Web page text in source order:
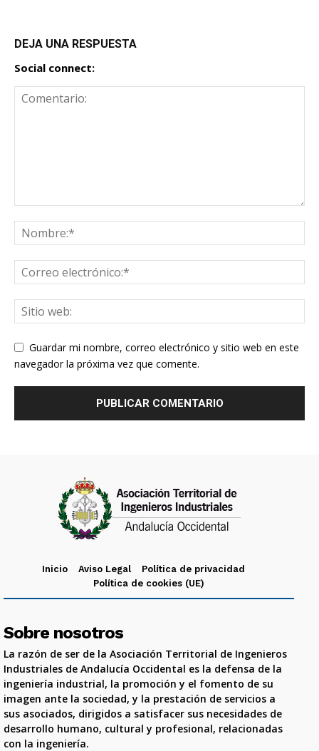
DEJA UNA RESPUESTA
Social connect:
Guardar mi nombre, correo electrónico y sitio web en este
navegador la próxima vez que comente.
Inicio Aviso Legal
Política de privacidad
Política de cookies (UE)
Sobre nosotros
La razón de ser de la Asociación Territorial de Ingenieros
Industriales de Andalucía Occidental es la defensa de la
ingeniería industrial, la promoción y el fomento de su
imagen ante la sociedad, y la prestación de servicios a
sus asociados, dirigidos a satisfacer sus necesidades de
desarrollo humano, cultural y profesional, relacionadas
con la ingeniería.